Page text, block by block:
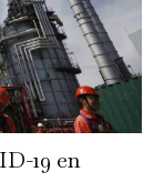
19 en